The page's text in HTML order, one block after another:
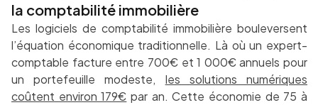
la comptabilité immobilière
Les logiciels de comptabilité immobilière bouleversent
l’équation économique traditionnelle. Là où un expert-
comptable facture entre 700€ et 1 000€ annuels pour
un portefeuille modeste, les solutions numériques
coûtent environ 179€ par an. Cette économie de 75 à